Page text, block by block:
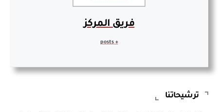
فريق المركز
ترشيحاتنا